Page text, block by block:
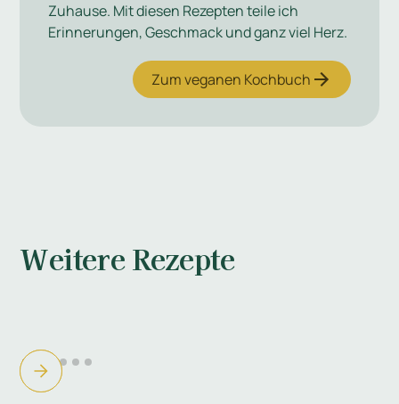
Zuhause. Mit diesen Rezepten teile ich
Erinnerungen, Geschmack und ganz viel Herz.
Zum veganen Kochbuch
Weitere Rezepte